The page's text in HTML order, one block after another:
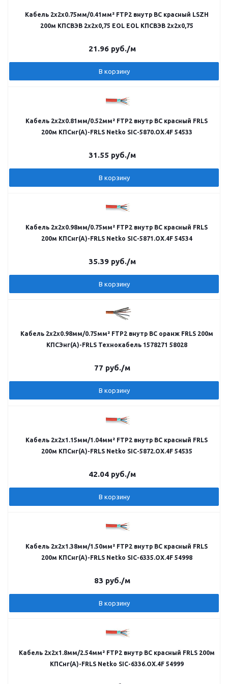
Кабель 2х2х0.75мм/0.41мм² FTP2 внутр BC красный LSZH
200м КПСВЭВ 2х2х0,75 EOL EOL КПСВЭВ 2х2х0,75
21.96 руб./м
В корзину
Кабель 2х2х0.81мм/0.52мм² FTP2 внутр BC красный FRLS
200м КПСнг(А)-FRLS Netko SIC-5870.OX.4F 54533
31.55 руб./м
В корзину
Кабель 2х2х0.98мм/0.75мм² FTP2 внутр BC красный FRLS
200м КПСнг(А)-FRLS Netko SIC-5871.OX.4F 54534
35.39 руб./м
В корзину
Кабель 2х2х0.98мм/0.75мм² FTP2 внутр BC оранж FRLS 200м
КПСЭнг(А)-FRLS Технокабель 1578271 58028
77 руб./м
В корзину
Кабель 2х2х1.15мм/1.04мм² FTP2 внутр BC красный FRLS
200м КПСнг(А)-FRLS Netko SIC-5872.OX.4F 54535
42.04 руб./м
В корзину
Кабель 2х2х1.38мм/1.50мм² FTP2 внутр BC красный FRLS
200м КПСнг(А)-FRLS Netko SIC-6335.OX.4F 54998
83 руб./м
В корзину
Кабель 2х2х1.8мм/2.54мм² FTP2 внутр BC красный FRLS 200м
КПСнг(А)-FRLS Netko SIC-6336.OX.4F 54999